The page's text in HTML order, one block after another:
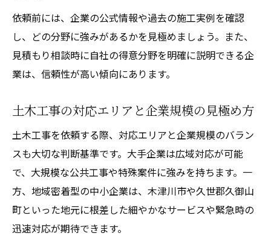
依頼前には、企業の公式情報や過去の施工実例を確認
し、どの分野に強みがあるかを見極めましょう。また、
見積もり相談時に自社の得意分野を明確に説明できる企
業は、信頼性が高い傾向にあります。
土木工事の対応エリアと企業規模の見極め方
土木工事を依頼する際、対応エリアと企業規模のバラン
スも大切な判断基準です。大手企業は広域対応が可能
で、大規模な公共工事や特殊案件に強みを持ちます。一
方、地域密着型の中小企業は、木津川市や久世郡久御山
町といった地元に根差した細やかなサービスや緊急時の
迅速対応が期待できます。